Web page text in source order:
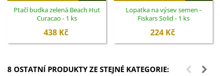
Ptačí budka zelená Beach Hut
Curacao - 1 ks
438 Kč
Lopatka na výsev semen -
Fiskars Solid - 1 ks
224 Kč
8 OSTATNÍ PRODUKTY ZE STEJNÉ KATEGORIE: